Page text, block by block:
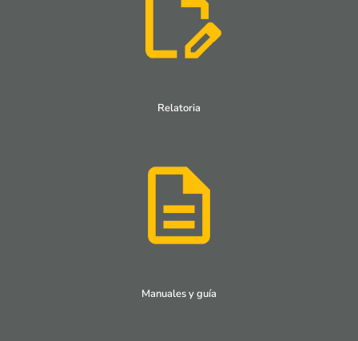
Relatoria
Manuales y guía